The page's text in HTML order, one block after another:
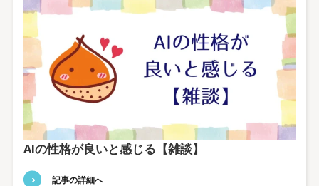
AIの性格が良いと感じる【雑談】
記事の詳細へ